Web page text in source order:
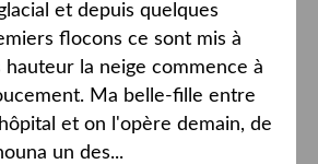
et depuis quelques
flocons ce sont mis à
la neige commence à
Ma belle-fille entre
et on l'opère demain, de
un des...